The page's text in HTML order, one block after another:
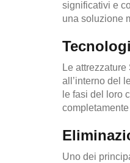
significativi e
una soluzione
Le
all’interno del
le fasi del loro
Uno dei